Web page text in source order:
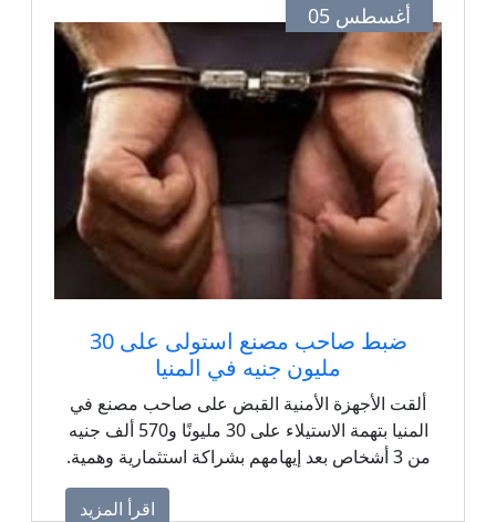
أغسطس 05
ضبط صاحب مصنع استولى على 30
مليون جنيه في المنيا
ألقت الأجهزة الأمنية القبض على صاحب مصنع في
المنيا بتهمة الاستيلاء على 30 مليونًا و570 ألف جنيه
من 3 أشخاص بعد إيهامهم بشراكة استثمارية وهمية.
اقرأ المزيد